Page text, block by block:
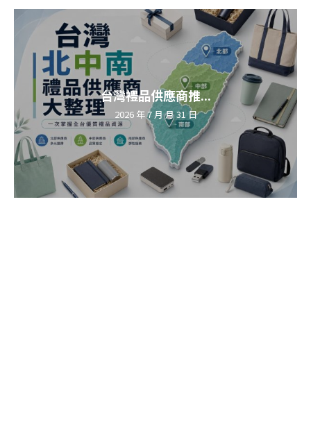
台灣禮品供應商推...
2026 年 7 月 月 31 日